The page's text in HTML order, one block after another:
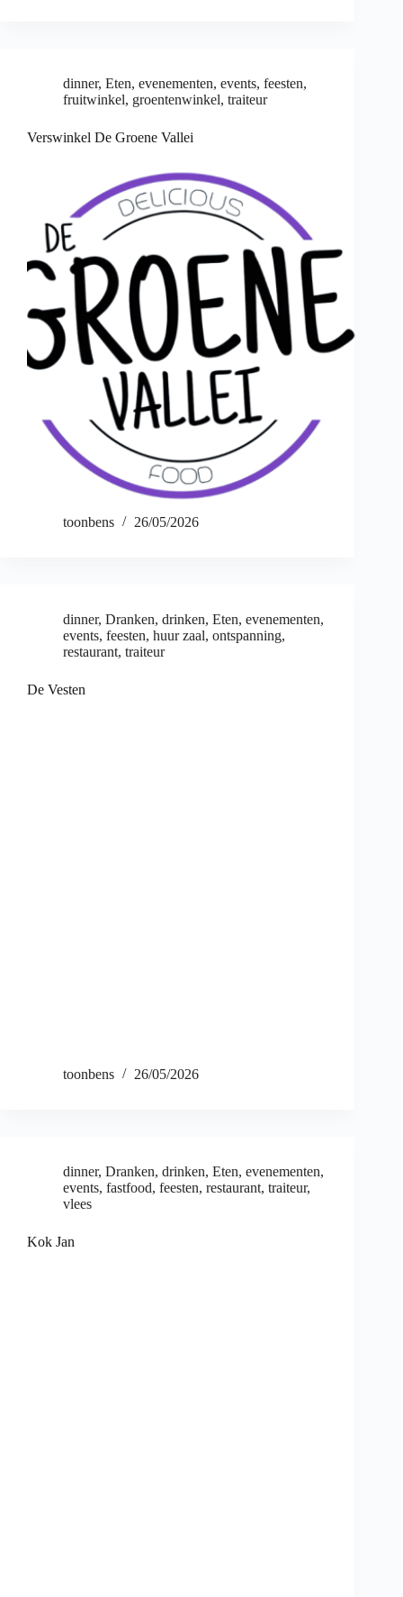
dinner, Eten, evenementen, events, feesten,
fruitwinkel, groentenwinkel, traiteur
Verswinkel De Groene Vallei
toonbens 26/05/2026
dinner, Dranken, drinken, Eten, evenementen,
events, feesten, huur zaal, ontspanning,
restaurant, traiteur
De Vesten
toonbens 26/05/2026
dinner, Dranken, drinken, Eten, evenementen,
events, fastfood, feesten, restaurant, traiteur,
vlees
Kok Jan